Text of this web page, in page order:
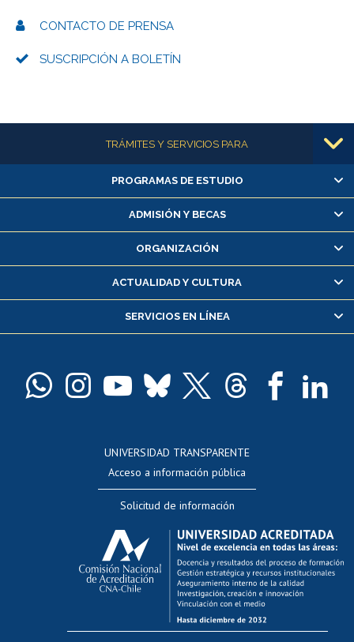
CONTACTO DE PRENSA
SUSCRIPCIÓN A BOLETÍN
Más informaciónTRÁMITES Y SERVICIOS PARA
Alumnas/os y exalumnas/os
Matrícula en línea
Inscripción y cambio de asignaturas
Consulta y certificado de notas
Servicio médico y dental
Pago de arancel y crédito alumnos
Docentes
Evaluación docente
Calificación académica
Postulación al AUCAI
Funcionarias/os
Cursos internos de capacitación
Bienestar del personal
PROGRAMAS DE ESTUDIO
ADMISIÓN Y BECAS
ORGANIZACIÓN
ACTUALIDAD Y CULTURA
SERVICIOS EN LÍNEA
UNIVERSIDAD TRANSPARENTE
Acceso a información pública
Solicitud de información